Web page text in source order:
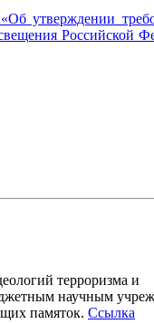
утверждении
Российской
терроризма и
научным
памяток. Ссылка